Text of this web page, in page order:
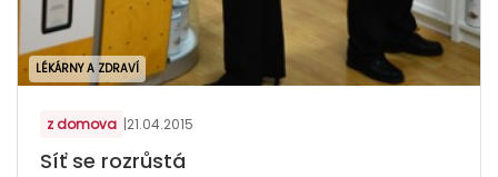
LÉKÁRNY A ZDRAVÍ
z domova |21.04.2015
Síť se rozrůstá